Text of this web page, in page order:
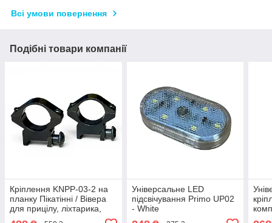
Всі умови повернення
Подібні товари компанії
Кріплення KNPP-03-2 на
планку Пікатінні / Вівера
для прицілу, ліхтарика,
Rail 20 mm, Dia 25.4 mm,
Універсальне LED
підсвічування Primo UP02
- White